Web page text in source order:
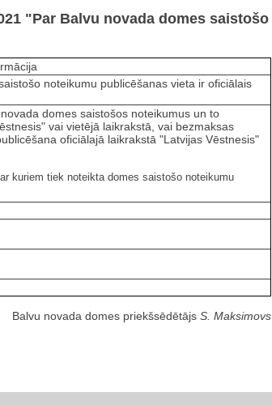
"Par Balvu novada domes saistošo
noteikumu publicēšanas vieta ir oficiālais
domes saistošos noteikumus un to
vai vietējā laikrakstā, vai bezmaksas
oficiālajā laikrakstā "Latvijas Vēstnesis"
kuriem tiek noteikta domes saistošo noteikumu
Balvu novada domes priekšsēdētājs S. Maksimovs